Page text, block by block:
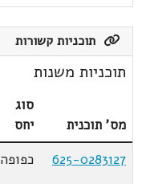
תוכניות קשורות
תוכניות משנות
מס' תוכנית
סוג
יחס
625-0283127
כפופה